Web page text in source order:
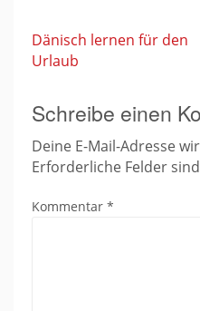
Dänisch lernen für den
Urlaub
Schreibe einen
Deine E-Mail-Adresse
Erforderliche Felder
Kommentar *